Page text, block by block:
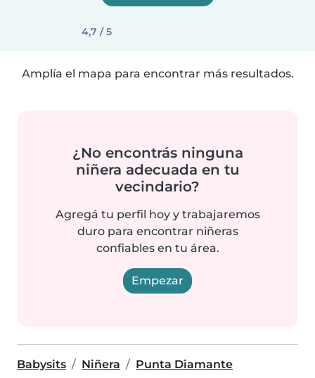
4,7 / 5
Amplía el mapa para encontrar más resultados.
¿No encontrás ninguna
niñera adecuada en tu
vecindario?
Agregá tu perfil hoy y trabajaremos
duro para encontrar niñeras
confiables en tu área.
Empezar
Babysits Niñera Punta Diamante